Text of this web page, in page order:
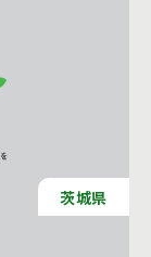
茨城県